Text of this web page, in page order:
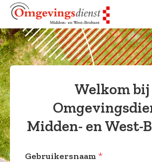
naar
inhoud
Spring
naar
navigatie
Sitemap
Welkom bij
Midden- en West-
Gebruikersnaam *